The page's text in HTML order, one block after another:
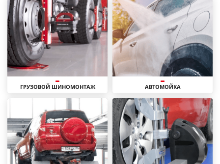
ГРУЗОВОЙ ШИНОМОНТАЖ АВТОМОЙКА